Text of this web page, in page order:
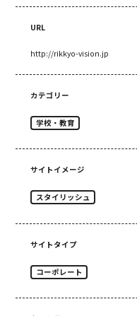
URL
http://rikkyo-vision.jp
カテゴリー
学校・教育
サイトイメージ
スタイリッシュ
サイトタイプ
コーポレート